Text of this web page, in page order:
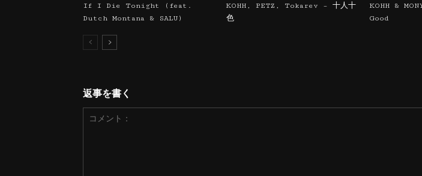
If I Die Tonight (feat.
Dutch Montana & SALU)
KOHH, PETZ, Tokarev – 十人十
色
KOHH &
Good
返事を書く